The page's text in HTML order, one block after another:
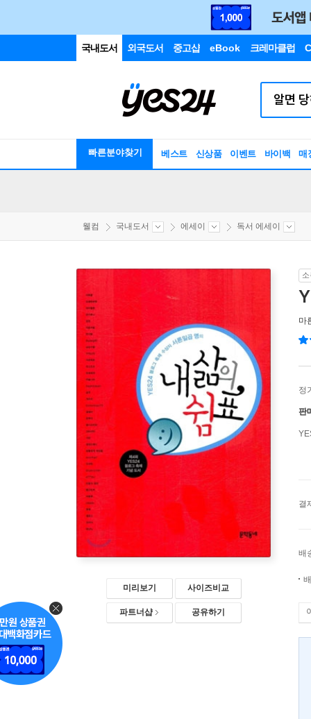
국내도서 외국도서 중고샵 eBook 크레마클럽
빠른분야찾기 베스트 신상품 이벤트 바이백 매
웰컴 국내도서 에세이 독서 에세이
미리보기 사이즈비교
파트너샵 공유하기
마
정
판
결
배